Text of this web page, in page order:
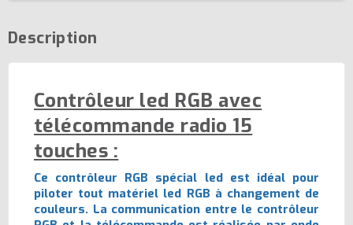
Description
Contrôleur led RGB avec
télécommande radio 15
touches :
Ce contrôleur RGB spécial led est idéal pour
piloter tout matériel led RGB à changement de
couleurs. La communication entre le contrôleur